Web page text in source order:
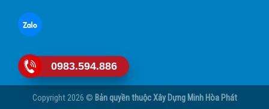
Copyright 2026 © Bản quyền thuộcXây Dựng Minh Hòa Phát
0983.594.886